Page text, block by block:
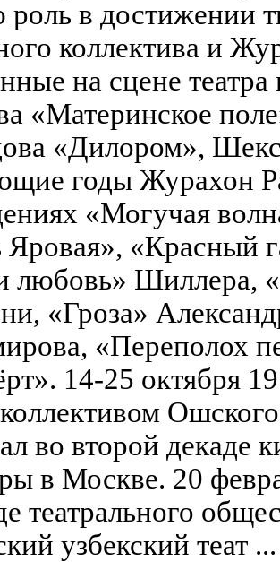
в достижении
коллектива и
на сцене
«Материнское
«Дилором»,
годы Журахон
«Могучая
«Красный
любовь» Шиллера,
«Гроза»
«Переполох
14-25 октября
Ошского
во второй декаде
в Москве. 20
театрального
узбекский теат